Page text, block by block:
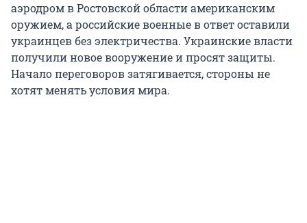
аэродром в Ростовской области американским
оружием, а российские военные в ответ оставили
украинцев без электричества. Украинские власти
получили новое вооружение и просят защиты.
Начало переговоров затягивается, стороны не
хотят менять условия мира.